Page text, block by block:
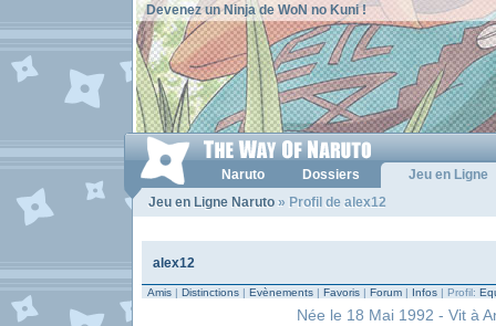
Devenez un Ninja de WoN no Kuni !
Naruto Dossiers
Jeu en Ligne
Jeu en Ligne Naruto » Profil de alex12
alex12
Amis | Distinctions | Evènements | Favoris | Forum | Infos | Profil:
Née le 18 Mai 1992 - Vit à